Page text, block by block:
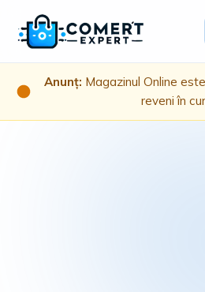
Anunț: Magazinul Online
reveni în